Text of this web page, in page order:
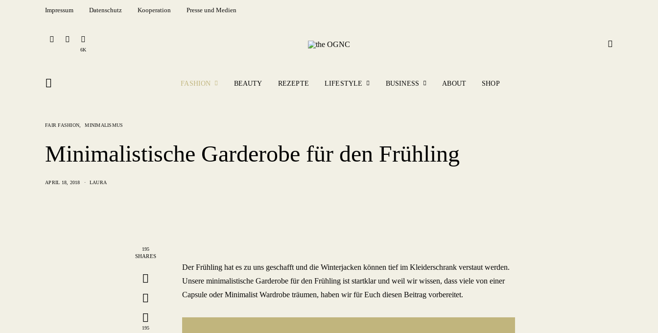
Impressum Datenschutz Kooperation Presse und Medien
6K
FASHION BEAUTY REZEPTE LIFESTYLE BUSINESS ABOUT SHOP
FAIR FASHION MINIMALISMUS
Minimalistische Garderobe für den Frühling
APRIL 18, 2018 LAURA
195
SHARES
195
Der Frühling hat es zu uns geschafft und die Winterjacken können tief im Kleiderschrank verstaut werden.
Unsere minimalistische Garderobe für den Frühling ist startklar und weil wir wissen, dass viele von einer
Capsule oder Minimalist Wardrobe träumen, haben wir für Euch diesen Beitrag vorbereitet.